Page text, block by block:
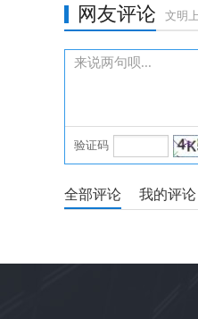
网友评论 文明
验证码
全部评论 我的评论